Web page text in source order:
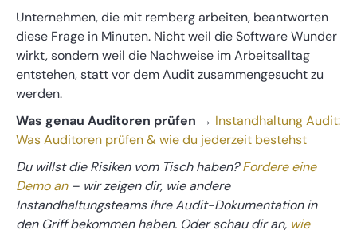
Unternehmen, die mit remberg arbeiten, beantworten
diese Frage in Minuten. Nicht weil die Software Wunder
wirkt, sondern weil die Nachweise im Arbeitsalltag
entstehen, statt vor dem Audit zusammengesucht zu
werden.
Was genau Auditoren prüfen → Instandhaltung Audit:
Was Auditoren prüfen & wie du jederzeit bestehst
Du willst die Risiken vom Tisch haben?Fordere eine
Demo an– wir zeigen dir, wie andere
Instandhaltungsteams ihre Audit-Dokumentation in
den Griff bekommen haben. Oder schau dir an, wie